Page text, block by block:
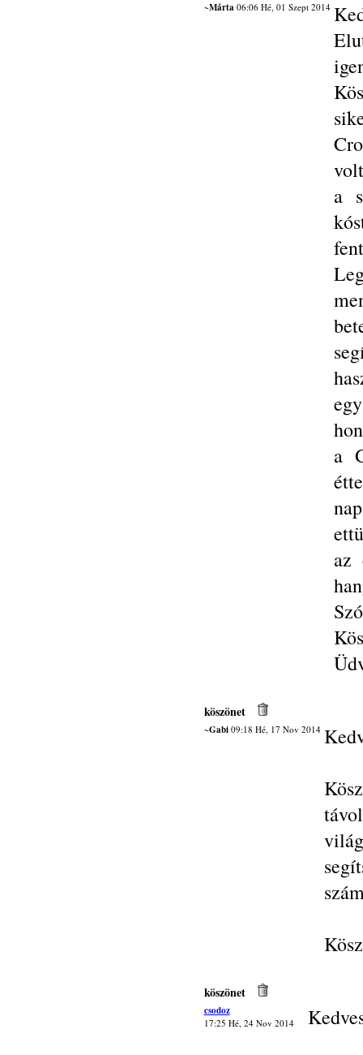
~Márta06:06 Hé, 01 Szept 2014
a
a
az
köszönet
~Gabi09:18 Hé, 17 Nov 2014
köszönet
csodoz
17:25 Hé, 24 Nov 2014